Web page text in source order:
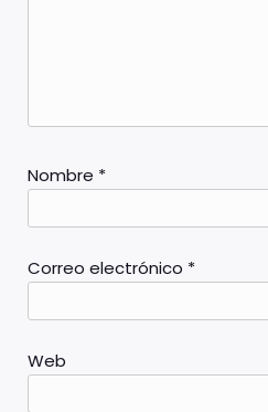
Nombre *
Correo electrónico *
Web